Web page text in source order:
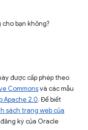
bạn không?
được cấp phép theo
Commonsvà các mẫu
Apache 2.0. Để biết
sách trang web của
ký của Oracle